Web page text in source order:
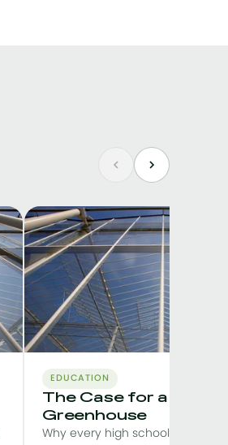
EDUCATION
The Case for a High
Greenhouse
Why every high school